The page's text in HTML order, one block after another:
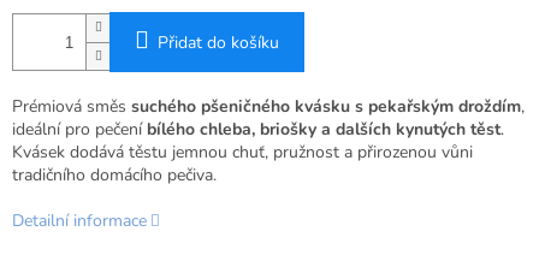
Přidat do košíku
Prémiová směs suchého pšeničného kvásku s pekařským droždím,
ideální pro pečení bílého chleba, briošky a dalších kynutých těst.
Kvásek dodává těstu jemnou chuť, pružnost a přirozenou vůni
tradičního domácího pečiva.
Detailní informace